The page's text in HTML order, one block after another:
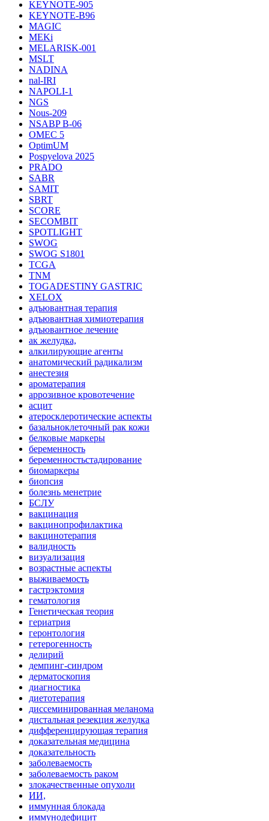
KEYNOTE-905
KEYNOTE-B96
MAGIC
MEKi
MELARISK-001
MSLT
NADINA
nal-IRI
NAPOLI-1
NGS
Nous-209
NSABP B-06
OMEC 5
OptimUM
Pospyelova 2025
PRADO
SABR
SAMIT
SBRT
SCORE
SECOMBIT
SPOTLIGHT
SWOG
SWOG S1801
TCGA
TNM
TOGADESTINY GASTRIC
XELOX
адъювантная терапия
адъювантная химиотерапия
адъювантное лечение
ак желудка,
алкилирующие агенты
анатомический радикализм
анестезия
ароматерапия
аррозивное кровотечение
асцит
атеросклеротические аспекты
базальноклеточный рак кожи
белковые маркеры
беременность
беременностьстадирование
биомаркеры
биопсия
болезнь менетрие
БСЛУ
вакцинация
вакцинопрофилактика
вакцинотерапия
валидность
визуализация
возрастные аспекты
выживаемость
гастрэктомия
гематология
Генетическая теория
гериатрия
геронтология
гетерогенность
делирий
демпинг-синдром
дерматоскопия
диагностика
диетотерапия
диссеминированная меланома
дистальная резекция желудка
дифференцирующая терапия
доказательная медицина
доказательность
заболеваемость
заболеваемость раком
злокачественные опухоли
ИИ,
иммунная блокада
иммунодефицит